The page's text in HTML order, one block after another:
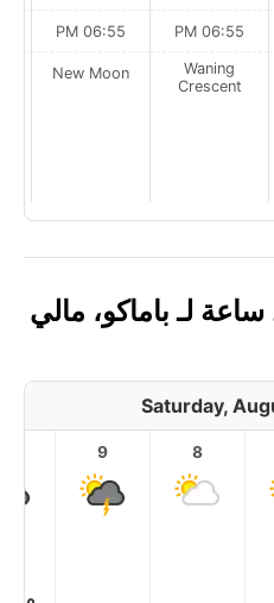
06:55 PM
Waning
Crescent
06:55 PM
New Moon
لـ باماكو، مالي
Saturday,
8
9